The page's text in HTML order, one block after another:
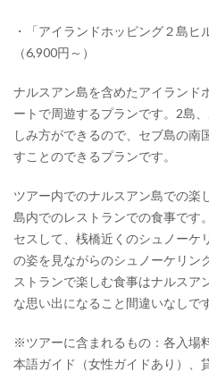
・「アイランドホッピング２島ヒ
（6,900円～）
ナルスアン島を含めたアイランド
ートで周遊するプランです。2島
しみ方ができるので、セブ島の南
すことのできるプランです。
ツアー内でのナルスアン島での楽
島内でのレストランでの食事です
セスして、桟橋近くのシュノーケ
の姿を見ながらのシュノーケリン
ストランで楽しむ食事はナルスア
な思い出になること間違いなしです
※ツアーに含まれるもの：各入場
本語ガイド（女性ガイドあり）、